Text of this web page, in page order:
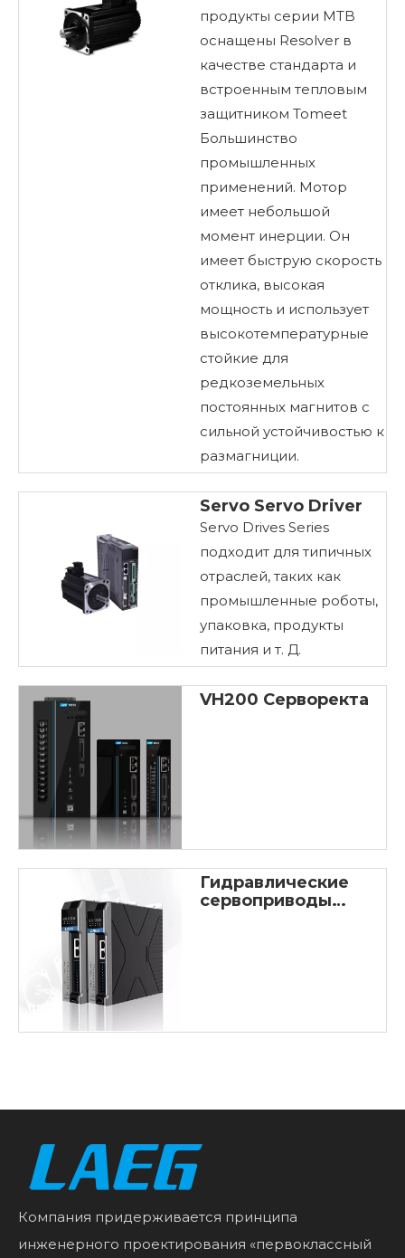
продукты серии MTB
оснащены Resolver в
качестве стандарта и
встроенным тепловым
защитником Tomeet
Большинство
промышленных
применений. Мотор
имеет небольшой
момент инерции. Он
имеет быструю скорость
отклика, высокая
мощность и использует
высокотемпературные
стойкие для
редкоземельных
постоянных магнитов с
сильной устойчивостью к
размагниции.
Servo Servo Driver
Servo Drives Series
подходит для типичных
отраслей, таких как
промышленные роботы,
упаковка, продукты
питания и т. Д.
VH200 Серворекта
Гидравлические
сервоприводы
Компания придерживается принципа
инженерного проектирования «первоклассный